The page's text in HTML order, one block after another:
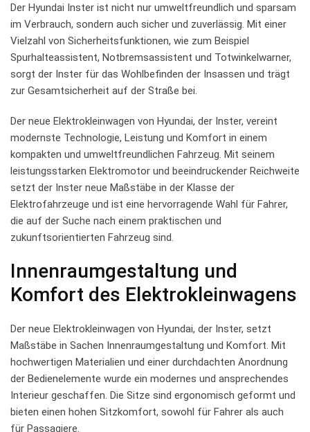
Der Hyundai ‌Inster ist ⁣nicht⁣ nur⁤ umweltfreundlich und ⁤sparsam
im Verbrauch, ⁣sondern auch sicher und zuverlässig.​ Mit​ einer
Vielzahl von Sicherheitsfunktionen, wie zum Beispiel⁤
Spurhalteassistent, Notbremsassistent ‌und Totwinkelwarner,‍
sorgt der Inster für das ‍Wohlbefinden der​ Insassen⁣ und trägt
⁤zur⁤ Gesamtsicherheit auf⁢ der Straße⁤ bei.
Der neue Elektrokleinwagen von‌ Hyundai, ⁤der Inster, ⁣vereint​
modernste ​Technologie, Leistung und‍ Komfort ‍in einem
kompakten⁤ und umweltfreundlichen Fahrzeug. ‍Mit seinem
leistungsstarken‌ Elektromotor und ⁤beeindruckender Reichweite
setzt der Inster neue Maßstäbe in der ⁢Klasse der
Elektrofahrzeuge und ⁢ist eine hervorragende Wahl für Fahrer,​
die auf⁣ der Suche nach ⁤einem praktischen und
zukunftsorientierten ​Fahrzeug sind.
Innenraumgestaltung und
⁣Komfort des⁣ Elektrokleinwagens
Der‍ neue Elektrokleinwagen​ von Hyundai, der Inster, setzt
Maßstäbe in ‍Sachen Innenraumgestaltung und Komfort. Mit
hochwertigen ​Materialien und einer durchdachten⁢ Anordnung
der Bedienelemente wurde ⁤ein modernes und ansprechendes
Interieur geschaffen. Die​ Sitze sind ergonomisch ‌geformt⁤ und
bieten einen hohen Sitzkomfort, sowohl‍ für⁤ Fahrer als ​auch
für Passagiere.